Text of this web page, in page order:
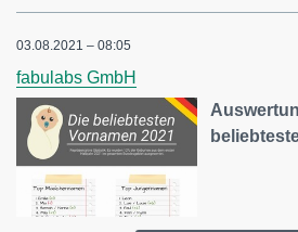
03.08.2021 – 08:05
fabulabs GmbH